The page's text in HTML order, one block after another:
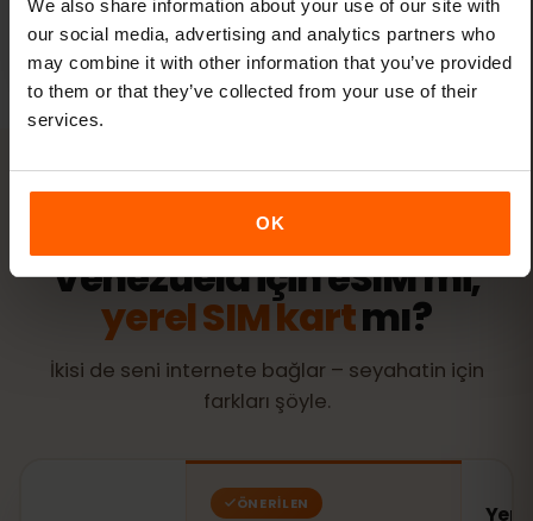
We also share information about your use of our site with
our social media, advertising and analytics partners who
may combine it with other information that you’ve provided
to them or that they’ve collected from your use of their
services.
OK
eSIM’lere gerek yok.
KARŞILAŞTIRMA
Venezuela için eSIM mi,
yerel SIM kartmı?
İkisi de seni internete bağlar – seyahatin için
farkları şöyle.
ÖNERILEN